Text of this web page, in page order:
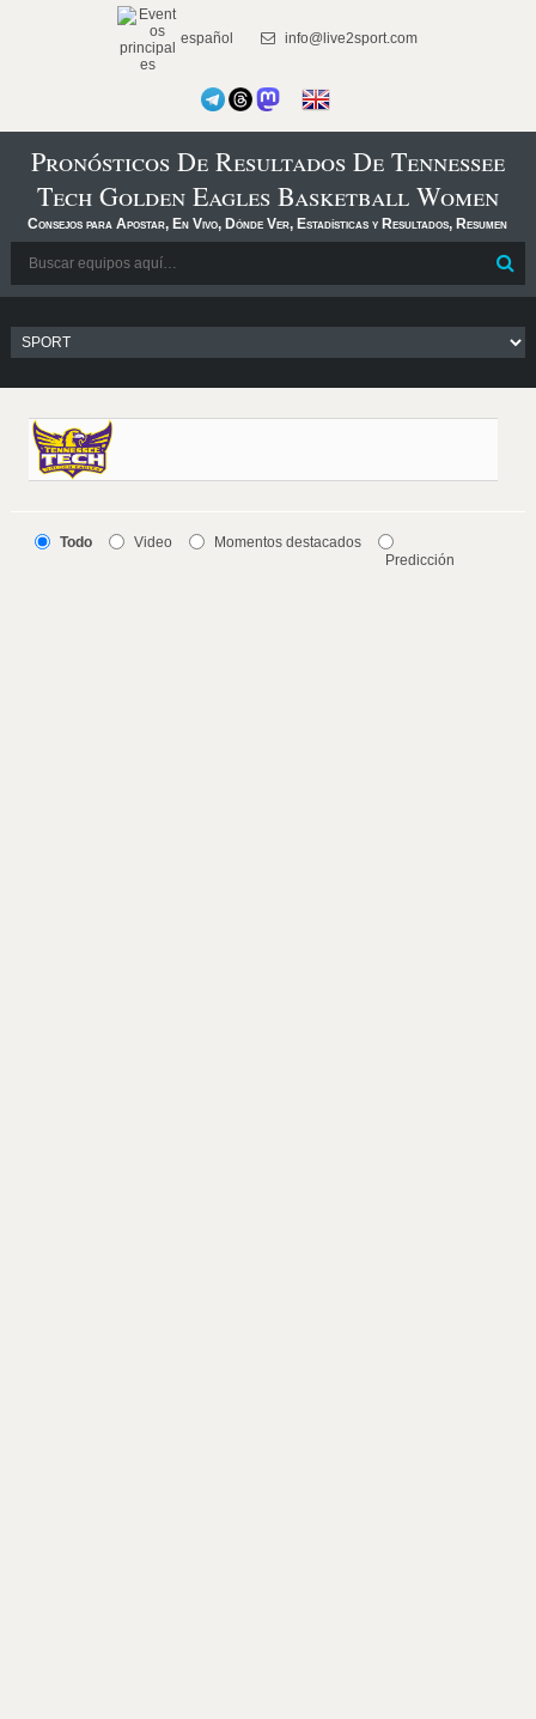
español info@live2sport.com
Pronósticos De Resultados De Tennessee
Tech Golden Eagles Basketball Women
Consejos para Apostar, En Vivo, Dónde Ver, Estadísticas y Resultados, Resumen
Todo Video
Momentos destacados
Predicción